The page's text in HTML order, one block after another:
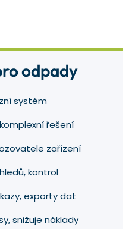
odpady
systém
řešení
zařízení
kontrol
exporty dat
snižuje náklady